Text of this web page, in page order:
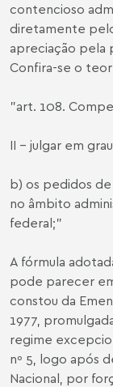
contencioso
diretamente
apreciação pela
Confira-se o
"art. 108.
II - julgar em
b) os pedidos
no âmbito
federal;"
A fórmula
pode parecer
constou da
1977,
regime
nº 5, logo após
Nacional, por